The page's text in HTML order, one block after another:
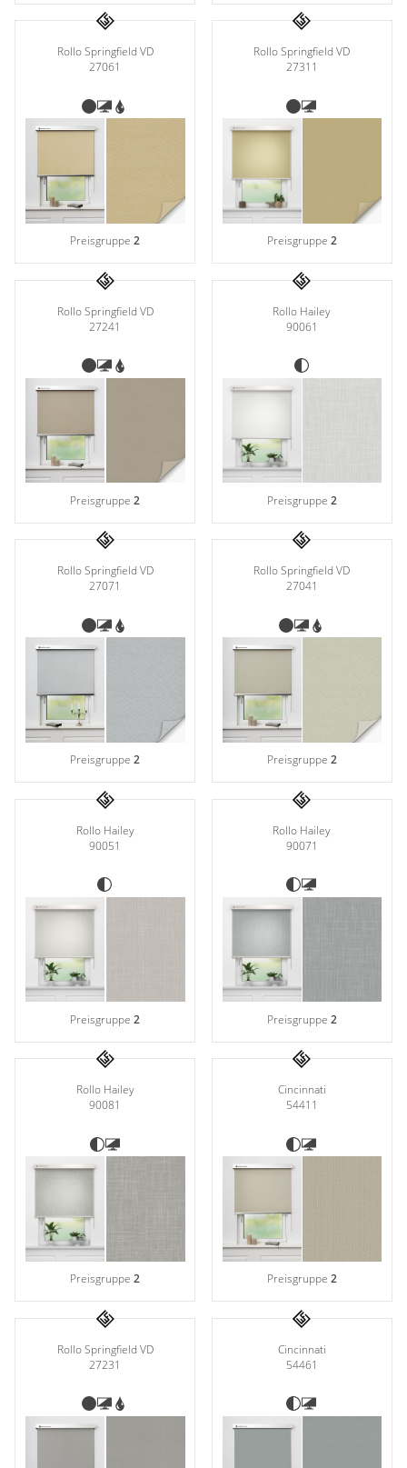
Rollo Springfield VD
27061
Preisgruppe2
Rollo Springfield VD
27311
Preisgruppe 2
Rollo Springfield VD
27241
Preisgruppe2
Rollo Hailey
90061
Preisgruppe 2
Rollo Springfield VD
27071
Preisgruppe2
Rollo Springfield VD
27041
Preisgruppe 2
Rollo Hailey
90051
Preisgruppe2
Rollo Hailey
90071
Preisgruppe 2
Rollo Hailey
90081
Preisgruppe2
Cincinnati
54411
Preisgruppe 2
Rollo Springfield VD
27231
Cincinnati
54461